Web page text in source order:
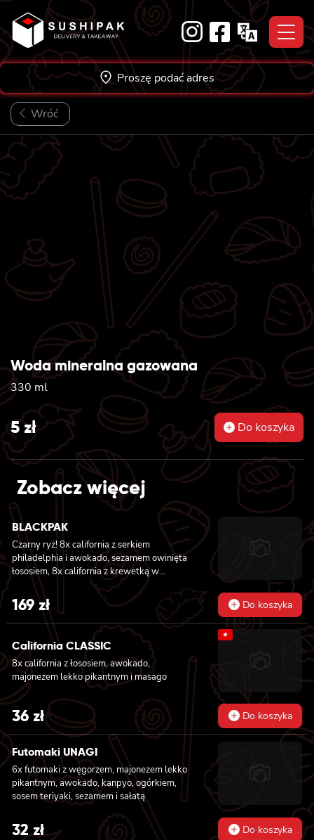
to
content
Proszę podać adres
Wróć
Woda mineralna gazowana
330 ml
5zł Do koszyka
Zobacz więcej
BLACKPAK
Czarny ryż! 8x california z serkiem
philadelphia i awokado, sezamem owinięta
łososiem, 8x california z krewetką w
tempurze, ogórkiem i majonezem lekko
pikantnym, masago i sezamem owinięta
łososiem, 12x futomaki z łososiem
pieczonym, serkiem philadelphia, sosem
teriyaki, sezamem, awokado, ogórkiem i
kanpyo 8x california z łososiem i awokado,
serkiem philadelphia, masago, sezam, 8x
hosomaki z łososiem
169zł Do koszyka
California CLASSIC
8x california z łososiem, awokado,
majonezem lekko pikantnym i masago
★
36 zł Do koszyka
Futomaki UNAGI
6x futomaki z węgorzem, majonezem lekko
pikantnym, awokado, kanpyo, ogórkiem,
sosem teriyaki, sezamem i sałatą
32zł Do koszyka